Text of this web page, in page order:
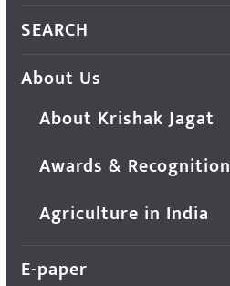
SEARCH
About Us
About Krishak Jagat
Awards & Recognition
Agriculture in India
E-paper